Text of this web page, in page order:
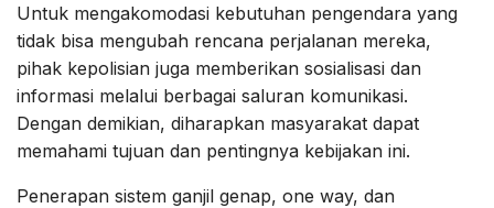
Untuk mengakomodasi kebutuhan pengendara yang
tidak bisa mengubah rencana perjalanan mereka,
pihak kepolisian juga memberikan sosialisasi dan
informasi melalui berbagai saluran komunikasi.
Dengan demikian, diharapkan masyarakat dapat
memahami tujuan dan pentingnya kebijakan ini.
Penerapan sistem ganjil genap, one way, dan